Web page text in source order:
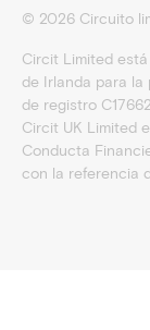
© 2026Circuito
Circit Limited
de Irlanda para
de registro
Circit UK Limited
Conducta
con la referencia